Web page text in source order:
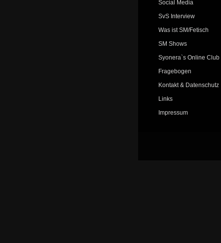
Social Media
SvS Interview
Was ist SM/Fetisch
SM Shows
Syonera`s Online Club
Fragebogen
Kontakt & Datenschutz
Links
Impressum